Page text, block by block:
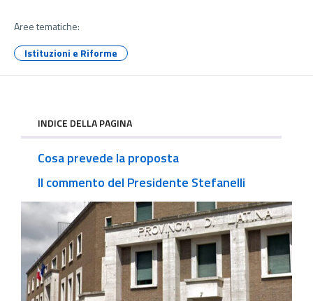
Aree tematiche:
Istituzioni e Riforme
INDICE DELLA PAGINA
Cosa prevede la proposta
Il commento del Presidente Stefanelli